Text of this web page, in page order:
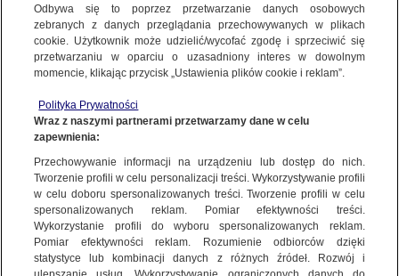
TVN24 +
TVN
TVN7
TTV
METRO.TV​
TVN24.pl
DiscoveryChannel.pl
TVN Style
Travel Channel​
HGTV
Food Network
TVNFABULA.PL
Dzień Dobry TVN
Co za Tydzień
REWOLUCJE W KUCHNI
RAJSKA MIŁOŚĆ
ŻYCIE JAK W BAJCE
Oficjalna strona stacji przedstawiająca zapowiedzi
najciekawszych filmów i serialu dostępnych na antenie.
Filmowy charakter stacji buduje lojalne grono odbiorców,
którzy odwiedzają serwis aby poznać aktualny program,
zapoznać się ze zwiastunami nowych formatów oraz
podyskutować na forum, wziąźć udział w przeprowadzanych
ankietach, sondach, oddawać głos w rankingach. Serwis
zintegrowany jest z mediami społecznościowymi.
PRZEJDŹ DO SERWISU
Odbywa się to poprzez przetwarzanie danych osobowych
zebranych z danych przeglądania przechowywanych w plikach
cookie. Użytkownik może udzielić/wycofać zgodę i sprzeciwić się
przetwarzaniu w oparciu o uzasadniony interes w dowolnym
momencie, klikając przycisk „Ustawienia plików cookie i reklam”.
Polityka Prywatności
Wraz z naszymi partnerami przetwarzamy dane w celu
zapewnienia:
Przechowywanie informacji na urządzeniu lub dostęp do nich.
Tworzenie profili w celu personalizacji treści. Wykorzystywanie profili
w celu doboru spersonalizowanych treści. Tworzenie profili w celu
spersonalizowanych reklam. Pomiar efektywności treści.
Wykorzystanie profili do wyboru spersonalizowanych reklam.
Pomiar efektywności reklam. Rozumienie odbiorców dzięki
statystyce lub kombinacji danych z różnych źródeł. Rozwój i